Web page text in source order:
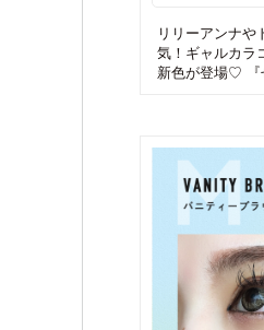
リリーアンナや
気！ギャルカラ
新色が登場♡ 『